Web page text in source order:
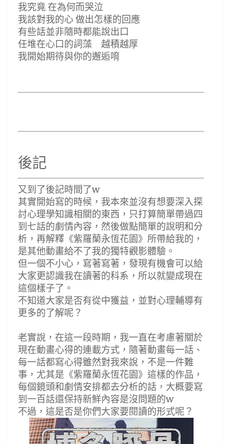
我究竟 在為何而哭泣
我該對我的心 做出怎樣的回應
有些話並非隨時都能說出口
任堆在心口的詞藻 越積越厚
我開始期待與你的邂逅唷
後記
又到了後記時間了w
其實開始寫的時候，我本來並沒有想要深入探
討心理學知識相關的東西，只打算簡單帶過四
到七話的劇情內容，然後做點簡單的說明和分
析，再解釋《紫羅蘭永恆花園》所帶給我的，
是其他動畫給不了我的獨特觀影體驗。
但一個不小心，寫著寫著，發現有機會可以給
大家更認識我在讀著的科系，所以就變成現在
這個樣子了。
不知道大家是否有從中獲益，並對心理輔導有
更多的了解呢？
老實說，在這一段時期，我一直在考慮著關於
現在動畫心得的連載方式，隨著動畫每一話、
每一話都寫心得雖然對我來說，不是一件難
事，尤其是《紫羅蘭永恆花園》這樣的作品，
每個鏡頭和劇情安排都去分析的話，大概要寫
到一百話還保持新鮮內容是沒問題的w
不過，這是否是你們大家要閱讀的形式呢？